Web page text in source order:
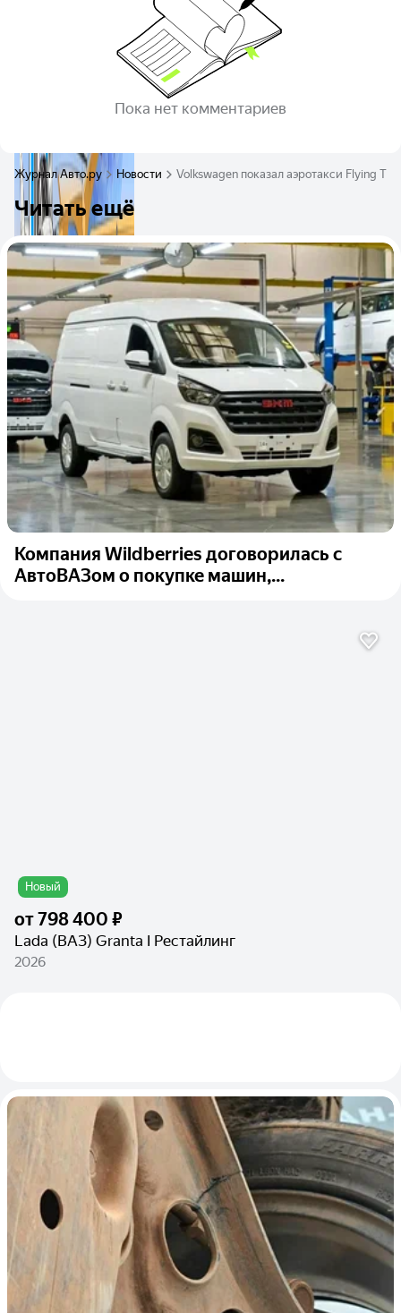
Пока нет комментариев
Журнал Авто.ру Новости Volkswagen показал аэротакси Flying
Читать ещё
Компания Wildberries договорилась с
АвтоВАЗом о покупке машин,...
Новый
от798 400 ₽
Lada (ВАЗ) Granta I Рестайлинг
2026